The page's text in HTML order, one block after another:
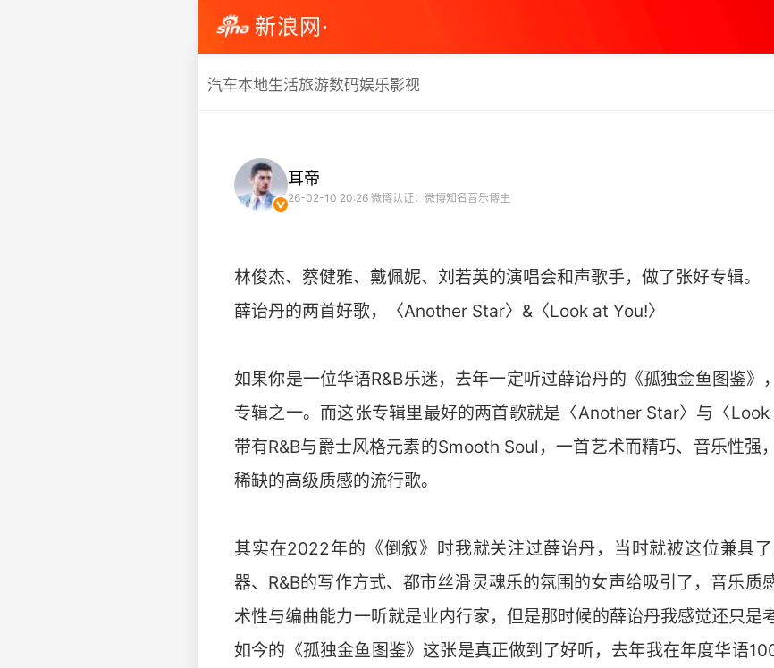
新浪网·
汽车本地生活旅游数码娱乐影视
耳帝
26-02-10 20:26 微博认证：微博知名音乐博主
林俊杰、蔡健雅、戴佩妮、刘若英的演唱会和声歌手，做了张好专辑。
薛诒丹的两首好歌，〈Another Star〉&〈Look at You!〉
如果你是一位华语R&B乐迷，去年一定听过薛诒丹的《孤独金鱼图鉴》
专辑之一。而这张专辑里最好的两首歌就是〈Another Star〉与〈
带有R&B与爵士风格元素的Smooth Soul，一首艺术而精巧、音乐性强
稀缺的高级质感的流行歌。
其实在2022年的《倒叙》时我就关注过薛诒丹，当时就被这位兼具
器、R&B的写作方式、都市丝滑灵魂乐的氛围的女声给吸引了，音乐质
术性与编曲能力一听就是业内行家，但是那时候的薛诒丹我感觉还只是
如今的《孤独金鱼图鉴》这张是真正做到了好听，去年我在年度华语